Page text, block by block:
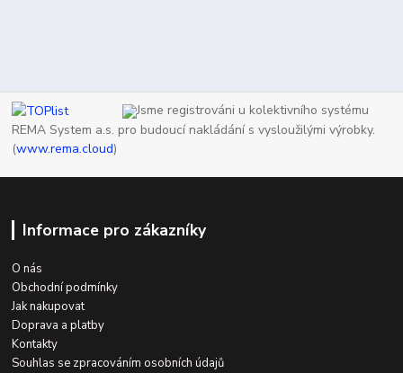
Jsme registrováni u kolektivního systému
REMA System a.s. pro budoucí nakládání s vysloužilými výrobky.
(www.rema.cloud)
Informace pro zákazníky
O nás
Obchodní podmínky
Jak nakupovat
Doprava a platby
Kontakty
Souhlas se zpracováním osobních údajů